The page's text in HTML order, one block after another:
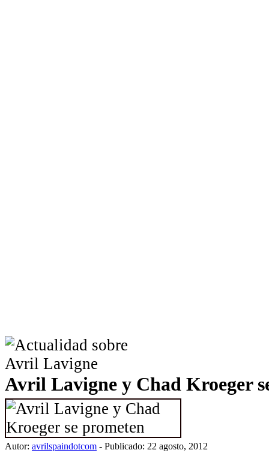
Avril Lavigne y Chad Kroeger
Autor: avrilspaindotcom - Publicado: 22 agosto, 2012